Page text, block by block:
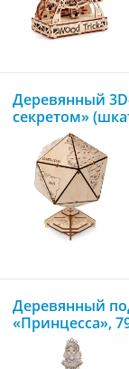
Деревянный
секретом»
Деревянный
«Принцесса»,